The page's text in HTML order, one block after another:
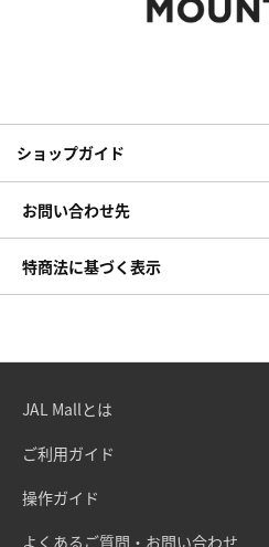
ショップガイド
お問い合わせ先
特商法に基づく表示
JAL Mallとは
ご利用ガイド
操作ガイド
よくあるご質問・お問い合わせ